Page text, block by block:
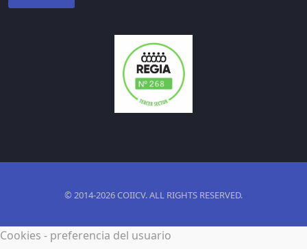
© 2014-2026 COIICV. ALL RIGHTS RESERVED.
Cookies - preferencia del usuario